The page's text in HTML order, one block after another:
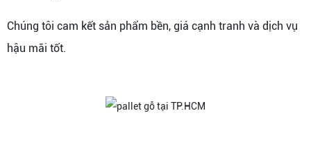
Chúng tôi cam kết sản phẩm bền, giá cạnh tranh và dịch vụ
hậu mãi tốt.